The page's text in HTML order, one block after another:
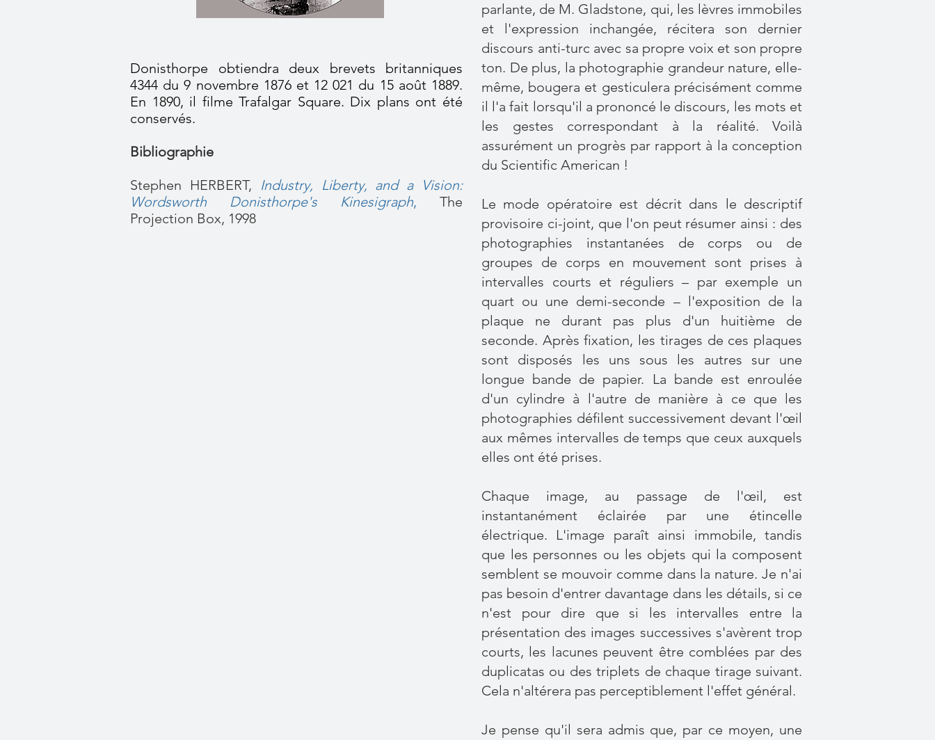
Donisthorpe obtiendra deux brevets britanniques
4344 du 9 novembre 1876 et 12 021 du 15 août 1889.
En 1890, il filme Trafalgar Square. Dix plans ont été
conservés.
Bibliographie
Stephen HERBERT, Industry, Liberty, and a Vision:
Wordsworth Donisthorpe's Kinesigraph, The
Projection Box, 1998
parlante, de M. Gladstone, qui, les lèvres immobiles
et l'expression inchangée, récitera son dernier
discours anti-turc avec sa propre voix et son propre
ton. De plus, la photographie grandeur nature, elle-
même, bougera et gesticulera précisément comme
il l'a fait lorsqu'il a prononcé le discours, les mots et
les gestes correspondant à la réalité. Voilà
assurément un progrès par rapport à la conception
du Scientific American !
Le mode opératoire est décrit dans le descriptif
provisoire ci-joint, que l'on peut résumer ainsi : des
photographies instantanées de corps ou de
groupes de corps en mouvement sont prises à
intervalles courts et réguliers – par exemple un
quart ou une demi-seconde – l'exposition de la
plaque ne durant pas plus d'un huitième de
seconde. Après fixation, les tirages de ces plaques
sont disposés les uns sous les autres sur une
longue bande de papier. La bande est enroulée
d'un cylindre à l'autre de manière à ce que les
photographies défilent successivement devant l'œil
aux mêmes intervalles de temps que ceux auxquels
elles ont été prises.
Chaque image, au passage de l'œil, est
instantanément éclairée par une étincelle
électrique. L'image paraît ainsi immobile, tandis
que les personnes ou les objets qui la composent
semblent se mouvoir comme dans la nature. Je n'ai
pas besoin d'entrer davantage dans les détails, si ce
n'est pour dire que si les intervalles entre la
présentation des images successives s'avèrent trop
courts, les lacunes peuvent être comblées par des
duplicatas ou des triplets de chaque tirage suivant.
Cela n'altérera pas perceptiblement l'effet général.
Je pense qu'il sera admis que, par ce moyen, une